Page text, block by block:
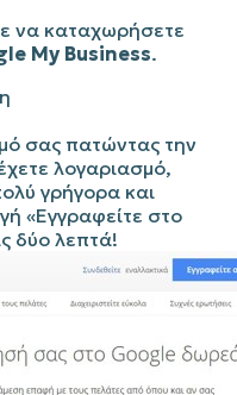
να καταχωρήσετε
My Business.
σας πατώντας την
λογαριασμό,
γρήγορα και
«Εγγραφείτε στο
δύο λεπτά!